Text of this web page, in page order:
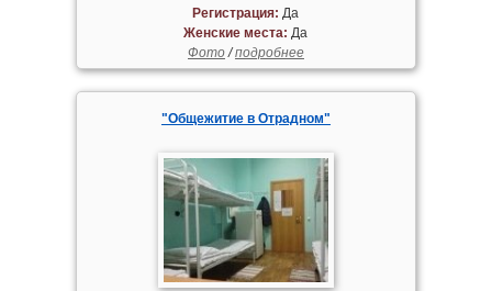
Регистрация: Да
Женские места: Да
Фото/подробнее
"Общежитие в Отрадном"